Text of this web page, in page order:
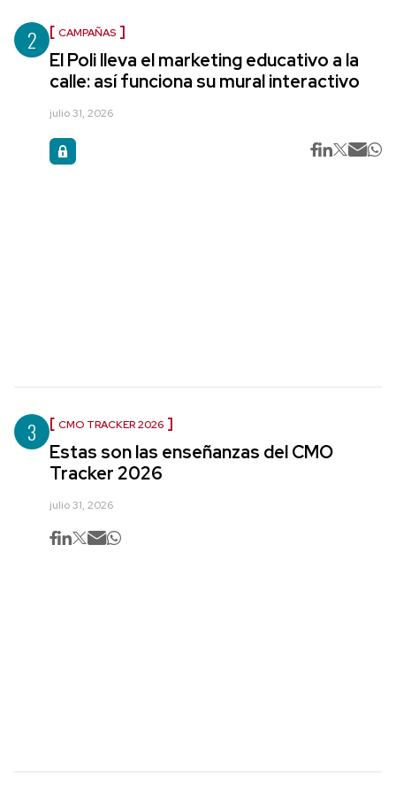
2 CAMPAÑAS
El Poli lleva el marketing educativo a la
calle: así funciona su mural interactivo
julio 31, 2026
3 CMO TRACKER 2026
Estas son las enseñanzas del CMO
Tracker 2026
julio 31, 2026